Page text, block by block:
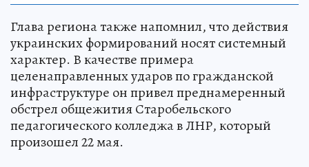
Глава региона также напомнил, что действия
украинских формирований носят системный
характер. В качестве примера
целенаправленных ударов по гражданской
инфраструктуре он привел преднамеренный
обстрел общежития Старобельского
педагогического колледжа в ЛНР, который
произошел 22 мая.